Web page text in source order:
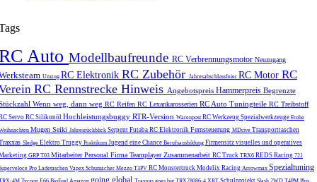
Auto Modellbaufreunde RC Verbrennungsmotor Neuzugang
Umzug RC Elektronik RC Zubehör Jahresabschlussfeier RC Motor RC
RC Rennstrecke Hinweis Angebotspreis Hammerpreis Begrenzte
Wenn weg, dann weg RC Reifen RC Lexankarosserien RC Auto Tuningteile RC Treibstoff
Servo RC Silikonöl Hochleistungsbuggy RTR-Version Warenpost RC Werkzeug Spezialwerkzeuge Frohe
Mugen Seiki Jahresrückblick Serpent Futaba RC Elektronik Fernsteuerung MDrive Transporttaschen
Sledge Elektro Truggy Praktikum Jugend eine Chance Berufsausbildung Firmensitz visuelles und operatives
GRP T03 MitarbeiterPersonal FirmaTeamplayerZusammenarbeit RC Truck TRX6 REDS Racing 721
Pro Ladetaschen Vapex Schumacher Mezzo T3PV RC Monstertruck Modelix Racing Arrowmax Spezialtuning